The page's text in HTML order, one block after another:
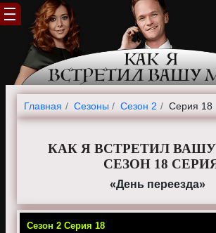
Главная Cезоны Сезон 2 Серия 18
КАК Я ВСТРЕТИЛ
СЕЗОН 18
«День переезда»
Сезон 2 Серия 18